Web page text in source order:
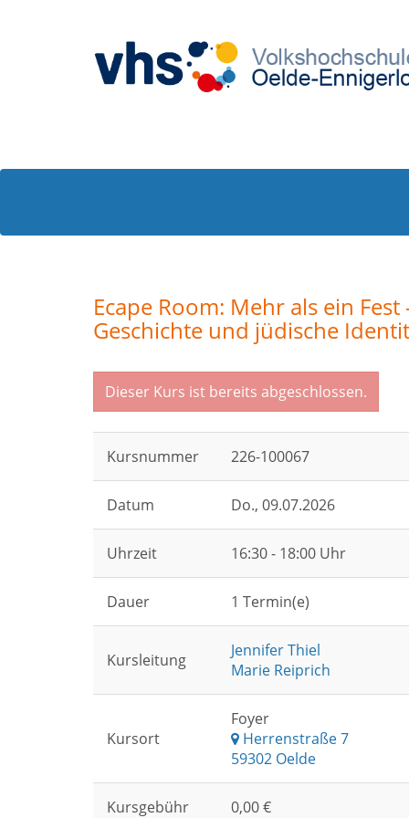
Ecape Room: Mehr als ein
Geschichte und jüdische
Dieser Kurs ist bereits abgeschlossen.
Kursnummer 226-100067
Datum Do., 09.07.2026
Uhrzeit 16:30 - 18:00 Uhr
Dauer 1 Termin(e)
Kursleitung Jennifer Thiel
Marie Reiprich
Kursort
Foyer
Herrenstraße 7
59302 Oelde
Kursgebühr 0,00 €